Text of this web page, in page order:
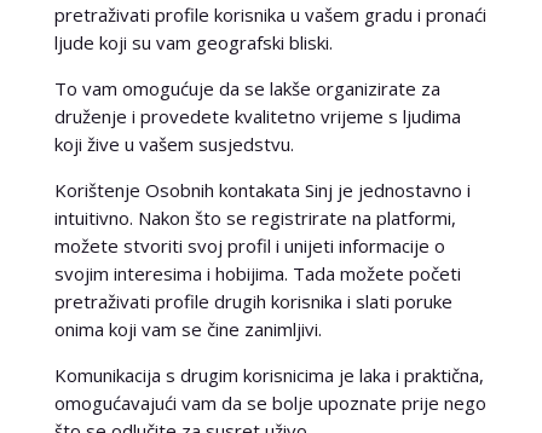
pretraživati profile korisnika u vašem gradu i pronaći
ljude koji su vam geografski bliski.
To vam omogućuje da se lakše organizirate za
druženje i provedete kvalitetno vrijeme s ljudima
koji žive u vašem susjedstvu.
Korištenje Osobnih kontakata Sinj je jednostavno i
intuitivno. Nakon što se registrirate na platformi,
možete stvoriti svoj profil i unijeti informacije o
svojim interesima i hobijima. Tada možete početi
pretraživati profile drugih korisnika i slati poruke
onima koji vam se čine zanimljivi.
Komunikacija s drugim korisnicima je laka i praktična,
omogućavajući vam da se bolje upoznate prije nego